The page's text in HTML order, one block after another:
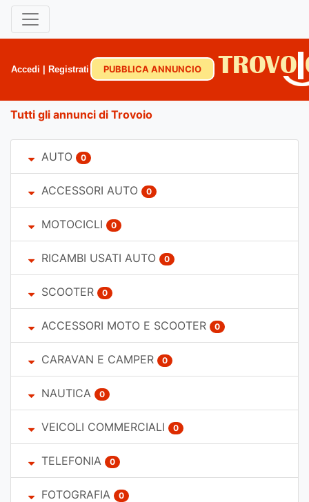
Accedi Registrati PUBBLICA ANNUNCIO
Tutti gli annunci di Trovoio
AUTO 0
ACCESSORI AUTO 0
MOTOCICLI 0
RICAMBI USATI AUTO 0
SCOOTER 0
ACCESSORI MOTO E SCOOTER 0
CARAVAN E CAMPER 0
NAUTICA 0
VEICOLI COMMERCIALI 0
TELEFONIA 0
FOTOGRAFIA 0